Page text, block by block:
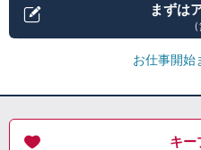
まずは
お仕事開始
キー